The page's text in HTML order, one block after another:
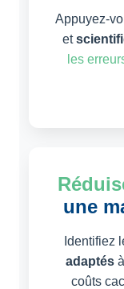
Appuyez-
et
les
une
Identifiez
adaptés
coûts